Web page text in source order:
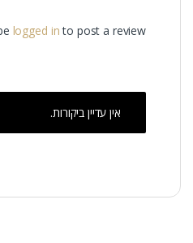
logged into post a review.
אין עדיין ביקורות.